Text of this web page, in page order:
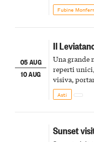
Fubine
05 AUG
10 AUG
Il
Una grande
reperti
visiva,
della scena
Asti
Sunset